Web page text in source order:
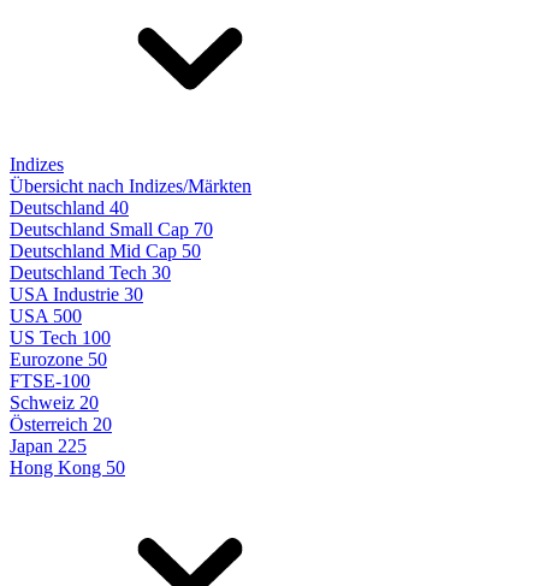
Indizes
Übersicht nach Indizes/Märkten
Deutschland 40
Deutschland Small Cap 70
Deutschland Mid Cap 50
Deutschland Tech 30
USA Industrie 30
USA 500
US Tech 100
Eurozone 50
FTSE-100
Schweiz 20
Österreich 20
Japan 225
Hong Kong 50